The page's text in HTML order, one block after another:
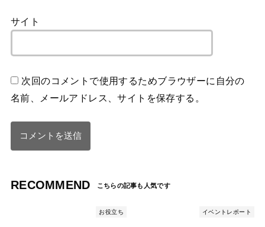
サイト
次回のコメントで使用するためブラウザーに自分の
名前、メールアドレス、サイトを保存する。
RECOMMEND
お役立ち イベントレポート